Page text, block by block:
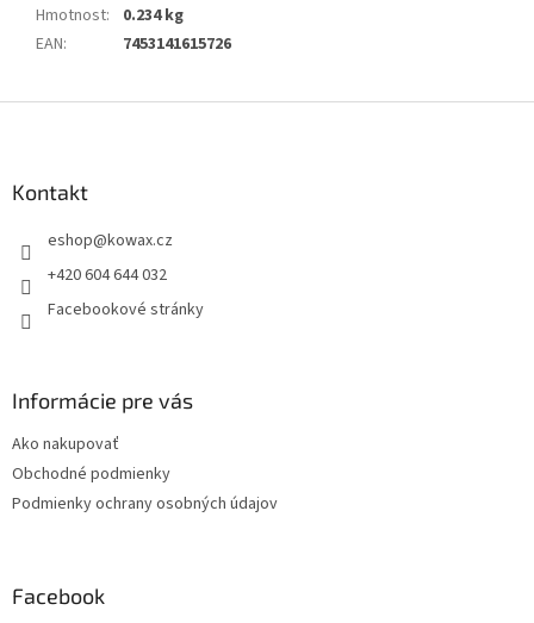
Hmotnost:
0.234 kg
EAN: 7453141615726
Kontakt
eshop@kowax.cz
+420 604 644 032
Facebookové stránky
Informácie pre vás
Ako nakupovať
Obchodné podmienky
Podmienky ochrany osobných údajov
Facebook